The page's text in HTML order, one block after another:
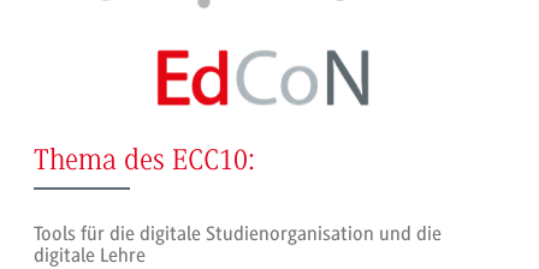
Thema des ECC10:
Tools für die digitale Studienorganisation und die
digitale Lehre